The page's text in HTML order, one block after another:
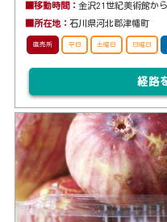
■移動時間：金沢21世紀美術館か
■所在地：石川県河北郡津幡町
直売所 平日 土曜日 日曜日
経路